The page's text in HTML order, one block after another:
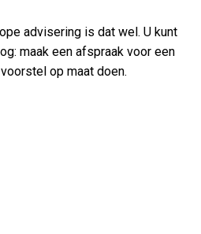
advisering is dat wel. U kunt
maak een afspraak voor een
op maat doen.